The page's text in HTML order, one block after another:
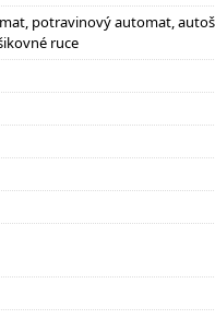
potravinový automat,
ruce